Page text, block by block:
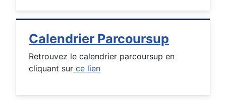
Calendrier Parcoursup
Retrouvez le calendrier parcoursup en
cliquant sur ce lien